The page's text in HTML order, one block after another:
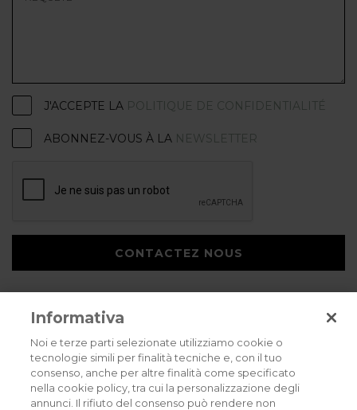
J'ACCEPTE LA POLITIQUE DE CONFIDENTIALITÉ
ABONNEZ-VOUS À LA NEWSLETTER
CONTACTEZ NOUS
Privacy policy Cookies policy Careers
Informativa
Noi e terze parti selezionate utilizziamo cookie o
tecnologie simili per finalità tecniche e, con il tuo
consenso, anche per altre finalità come specificato
nella cookie policy, tra cui la personalizzazione degli
annunci. Il rifiuto del consenso può rendere non